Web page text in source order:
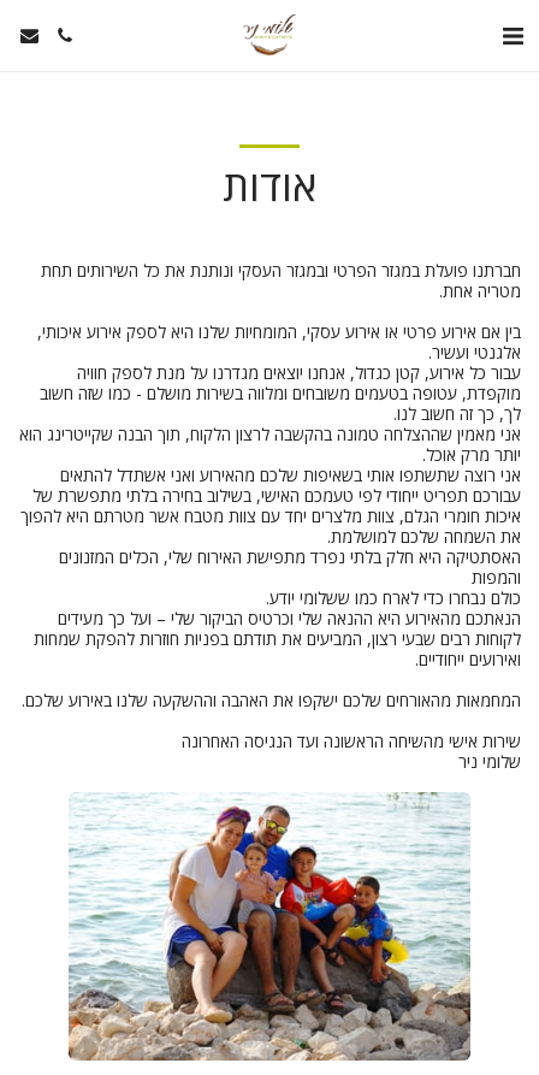
אודות
חברתנו פועלת במגזר הפרטי ובמגזר העסקי ונותנת את כל השירותים תחת
מטריה אחת.
בין אם אירוע פרטי או אירוע עסקי, המומחיות שלנו היא לספק אירוע איכותי,
אלגנטי ועשיר.
עבור כל אירוע, קטן כגדול, אנחנו יוצאים מגדרנו על מנת לספק חוויה
מוקפדת, עטופה בטעמים משובחים ומלווה בשירות מושלם - כמו שזה חשוב
לך, כך זה חשוב לנו.
אני מאמין שההצלחה טמונה בהקשבה לרצון הלקוח, תוך הבנה שקייטרינג הוא
יותר מרק אוכל.
אני רוצה שתשתפו אותי בשאיפות שלכם מהאירוע ואני אשתדל להתאים
עבורכם תפריט ייחודי לפי טעמכם האישי, בשילוב בחירה בלתי מתפשרת של
איכות חומרי הגלם, צוות מלצרים יחד עם צוות מטבח אשר מטרתם היא להפוך
את השמחה שלכם למושלמת.
האסתטיקה היא חלק בלתי נפרד מתפישת האירוח שלי, הכלים המזנונים
והמפות
כולם נבחרו כדי לארח כמו ששלומי יודע.
הנאתכם מהאירוע היא ההנאה שלי וכרטיס הביקור שלי – ועל כך מעידים
לקוחות רבים שבעי רצון, המביעים את תודתם בפניות חוזרות להפקת שמחות
ואירועים ייחודיים.
המחמאות מהאורחים שלכם ישקפו את האהבה וההשקעה שלנו באירוע שלכם.
שירות אישי מהשיחה הראשונה ועד הנגיסה האחרונה
שלומי ניר